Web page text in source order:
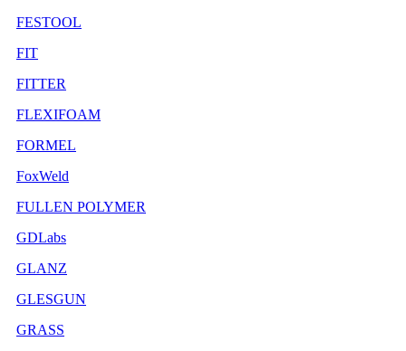
FESTOOL
FIT
FITTER
FLEXIFOAM
FORMEL
FoxWeld
FULLEN POLYMER
GDLabs
GLANZ
GLESGUN
GRASS